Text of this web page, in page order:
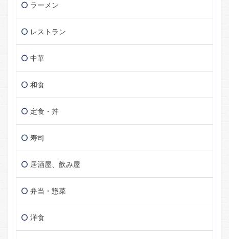
ラーメン
レストラン
中華
和食
定食・丼
寿司
居酒屋、飲み屋
弁当・惣菜
洋食